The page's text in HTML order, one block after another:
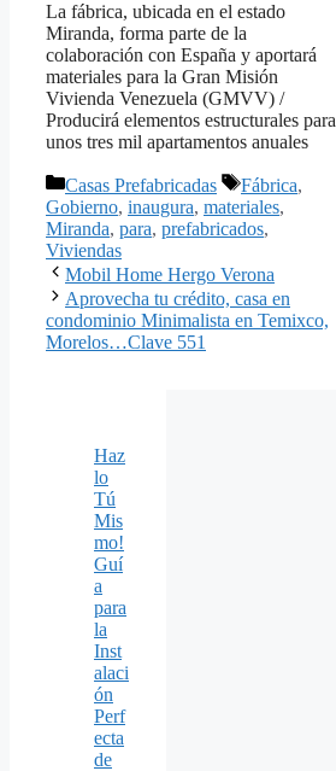
La fábrica, ubicada en el estado
Miranda, forma parte de la
colaboración con España y aportará
materiales para la Gran Misión
Vivienda Venezuela (GMVV) /
Producirá elementos estructurales para
unos tres mil apartamentos anuales
Categorías
Casas Prefabricadas Etiquetas
Fábrica,
Gobierno, inaugura, materiales,
Miranda, para, prefabricados,
Viviendas
Mobil Home Hergo Verona
Aprovecha tu crédito, casa en
condominio Minimalista en Temixco,
Morelos…Clave 551
Haz
lo
Tú
Mis
mo!
Guí
a
para
la
Inst
alaci
ón
Perf
ecta
de